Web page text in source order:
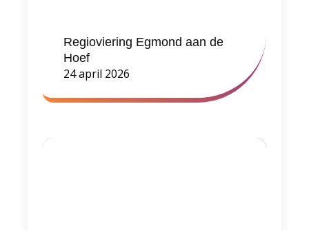
Regioviering Egmond aan de
Hoef
24 april 2026